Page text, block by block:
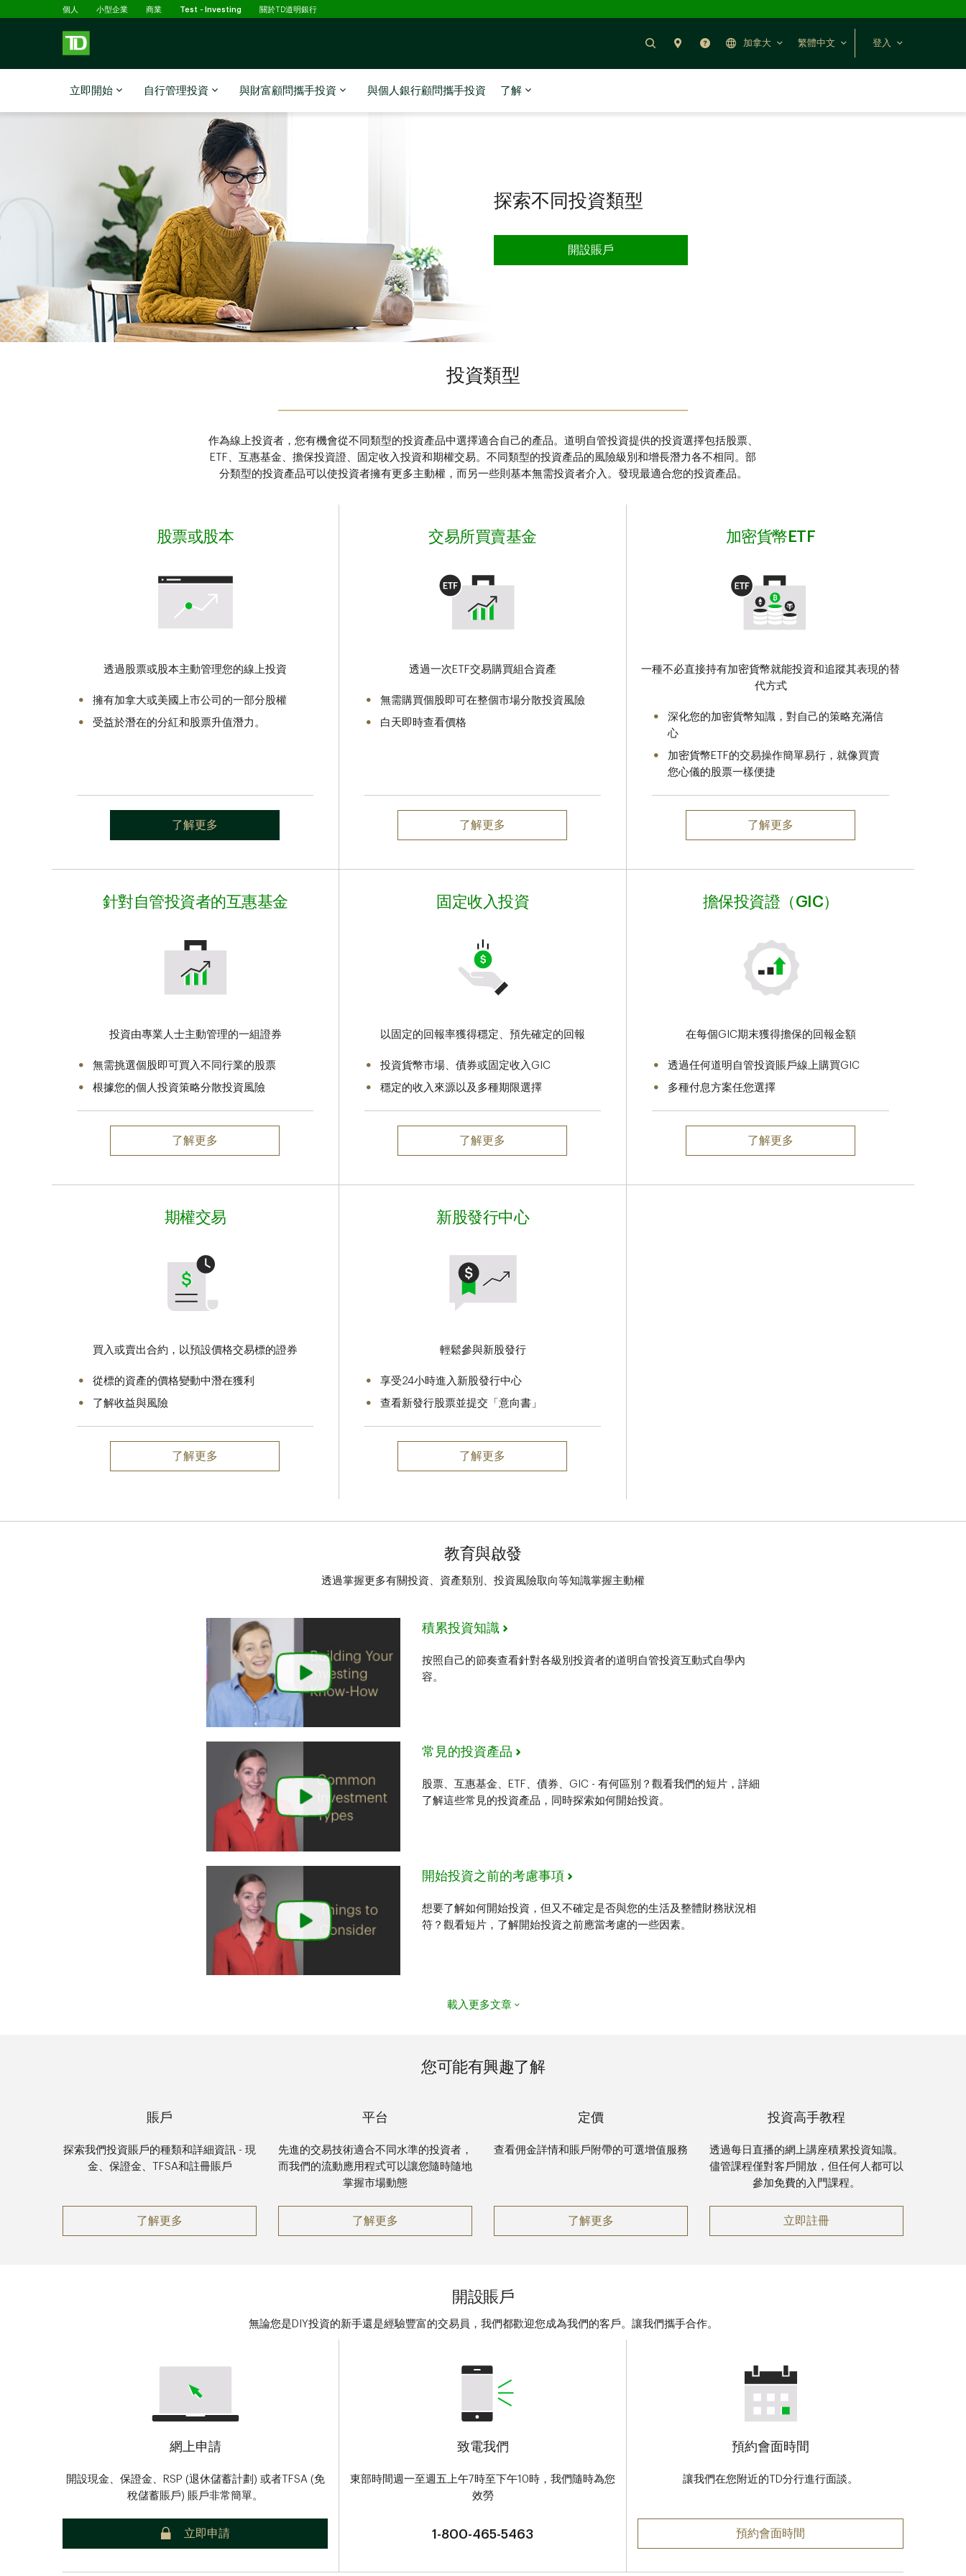
略過進入主要內容
個人 小型企業 商業 Test - Investing 已選擇關於TD道明銀行
搜尋 聯絡我們幫助 加拿大 繁體中文 登入
立即開始 自行管理投資 與財富顧問攜手投資 與個人銀行顧問攜手投資 了解
探索不同投資類型
開設賬戶
投資類型
作為線上投資者，您有機會從不同類型的投資產品中選擇適合自己的產品。道明自管投資提供的投資選擇包括股票、
ETF、互惠基金、擔保投資證、固定收入投資和期權交易。不同類型的投資產品的風險級別和增長潛力各不相同。部
分類型的投資產品可以使投資者擁有更多主動權，而另一些則基本無需投資者介入。發現最適合您的投資產品。
股票或股本
透過股票或股本主動管理您的線上投資
擁有加拿大或美國上市公司的一部分股權
受益於潛在的分紅和股票升值潛力。
了解更多
交易所買賣基金
透過一次ETF交易購買組合資產
無需購買個股即可在整個市場分散投資風險
白天即時查看價格
了解更多
加密貨幣ETF
一種不必直接持有加密貨幣就能投資和追蹤其表現的替
代方式
深化您的加密貨幣知識，對自己的策略充滿信
心
加密貨幣ETF的交易操作簡單易行，就像買賣
您心儀的股票一樣便捷
了解更多
針對自管投資者的互惠基金​​​​​​​
投資由專業人士主動管理的一組證券
無需挑選個股即可買入不同行業的股票
根據您的個人投資策略分散投資風險
了解更多
固定收入投資
以固定的回報率獲得穩定、預先確定的回報
投資貨幣市場、債券或固定收入GIC
穩定的收入來源以及多種期限選擇
了解更多
擔保投資證（GIC）
在每個GIC期末獲得擔保的回報金額
透過任何道明自管投資賬戶線上購買GIC
多種付息方案任您選擇
了解更多
期權交易
買入或賣出合約，以預設價格交易標的證券
從標的資產的價格變動中潛在獲利
了解收益與風險
了解更多
新股發行中心
輕鬆參與新股發行
享受24小時進入新股發行中心
查看新發行股票並提交「意向書」
了解更多
教育與啟發
透過掌握更多有關投資、資產類別、投資風險取向等知識掌握主動權
積累投資知識
按照自己的節奏查看針對各級別投資者的道明自管投資互動式自學內
容。
常見的投資產品
股票、互惠基金、ETF、債券、GIC - 有何區別？觀看我們的短片，詳細
了解這些常見的投資產品，同時探索如何開始投資。
開始投資之前的考慮事項
想要了解如何開始投資，但又不確定是否與您的生活及整體財務狀況相
符？觀看短片，了解開始投資之前應當考慮的一些因素。
載入更多文章
您可能有興趣了解
賬戶
探索我們投資賬戶的種類和詳細資訊 - 現
金、保證金、TFSA和註冊賬戶
賬戶
了解更多
平台
先進的交易技術適合不同水準的投資者，
而我們的流動應用程式可以讓您隨時隨地
掌握市場動態
平台
了解更多
定價
查看佣金詳情和賬戶附帶的可選增值服務
定價
了解更多
投資高手教程
透過每日直播的網上講座積累投資知識。
儘管課程僅對客戶開放，但任何人都可以
參加免費的入門課程。
投資高手教程
立即註冊
開設賬戶
無論您是DIY投資的新手還是經驗豐富的交易員，我們都歡迎您成為我們的客戶。讓我們攜手合作。
網上申請
開設現金、保證金、RSP (退休儲蓄計劃) 或者TFSA (免
稅儲蓄賬戶) 賬戶非常簡單。
安全
立即申請
致電我們
東部時間週一至週五上午7時至下午10時， 我們隨時為您
效勞
1-800-465-5463
預約會面時間
讓我們在您附近的TD分行進行面談。
預約會面時間